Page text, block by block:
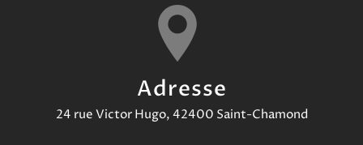
Adresse
24 rue Victor Hugo, 42400 Saint-Chamond